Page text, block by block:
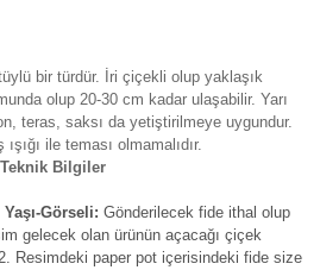
bir türdür. İri çiçekli olup yaklaşık
olup 20-30 cm kadar ulaşabilir. Yarı
teras, saksı da yetiştirilmeye uygundur.
ile teması olmamalıdır.
Bilgiler
Görseli: Gönderilecek fide ithal olup
gelecek olan ürünün açacağı çiçek
Resimdeki paper pot içerisindeki fide size